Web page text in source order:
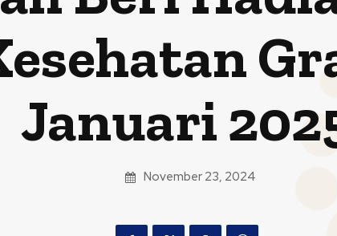
Januari
November 23, 2024